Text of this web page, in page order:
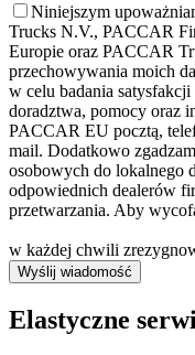
Niniejszym
Trucks N.V., PACCAR
Europie oraz PACCAR
przechowywania moich
w celu badania
doradztwa, pomocy oraz
PACCAR EU pocztą,
mail. Dodatkowo
osobowych do lokalnego
odpowiednich dealerów
przetwarzania. Aby
w każdej chwili
Wyślij wiadomość
Elastyczne